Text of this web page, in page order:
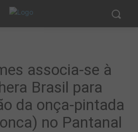
associa-se à
Brasil para
da onça-pintada
no Pantanal